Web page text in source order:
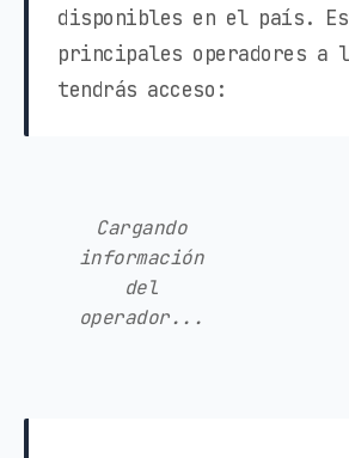
disponibles en el país.
principales operadores a
tendrás acceso:
Cargando
información
del
operador...